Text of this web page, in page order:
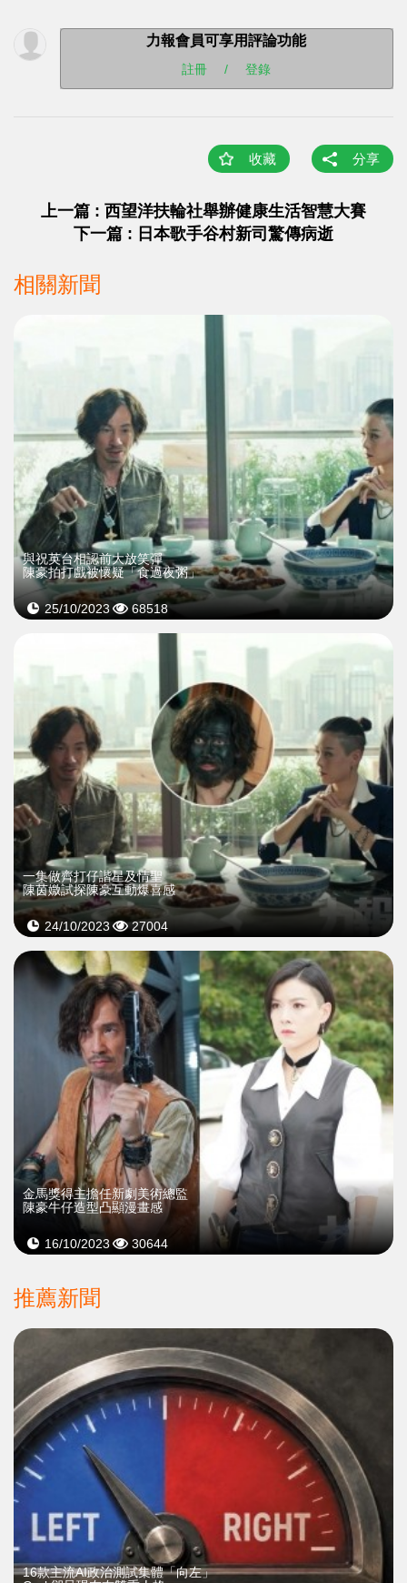
力報會員可享用評論功能
註冊 / 登錄
收藏 分享
上一篇 : 西望洋扶輪社舉辦健康生活智慧大賽
下一篇 : 日本歌手谷村新司驚傳病逝
相關新聞
與祝英台相認前大放笑彈
陳豪拍打戲被懷疑「食過夜粥」
25/10/2023 68518
一集做齊打仔諧星及情聖
陳茵媺試探陳豪互動爆喜感
24/10/2023 27004
金馬獎得主擔任新劇美術總監
陳豪牛仔造型凸顯漫畫感
16/10/2023 30644
推薦新聞
16款主流AI政治測試集體「向左」